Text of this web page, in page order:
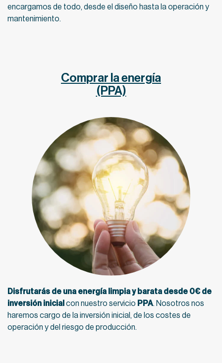
encargamos de todo, desde el diseño hasta la operación y
mantenimiento.
Comprar la energía
(PPA)
Disfrutarás de una energía limpia y barata desde 0€ de
inversión inicialcon nuestro servicio PPA. Nosotros nos
haremos cargo de la inversión inicial, de los costes de
operación y del riesgo de producción.